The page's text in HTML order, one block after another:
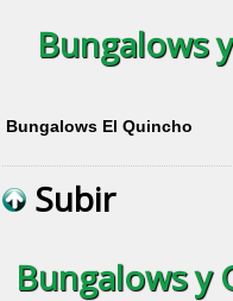
Bungalows
Bungalows El Quincho
Subir
Bungalows y